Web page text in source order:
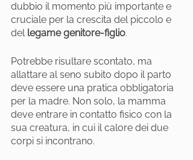
dubbio il momento più importante e
cruciale per la crescita del piccolo e
del legame genitore-figlio.
Potrebbe risultare scontato, ma
allattare al seno subito dopo il parto
deve essere una pratica obbligatoria
per la madre. Non solo, la mamma
deve entrare in contatto fisico con la
sua creatura, in cui il calore dei due
corpi si incontrano.